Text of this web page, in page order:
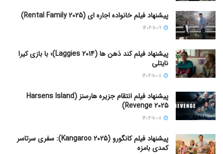
پیشنهاد فیلم خانواده اجاره‌ ای (Rental Family 2025)
پیشنهاد فیلم کند ذهن ها (Laggies 2014)؛ با بازی کیرا
نایتلی
پیشنهاد فیلم انتقام جزیره هارسنز (Harsens Island
Revenge 2025)
پیشنهاد فیلم کانگورو (Kangaroo 2025): سفری سرتاسر
کمدی بامزه